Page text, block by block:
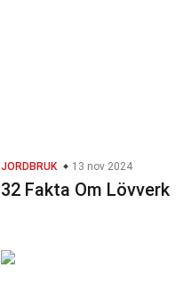
JORDBRUK 13 nov 2024
32 Fakta Om Lövverk